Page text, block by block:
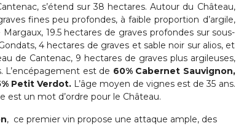
s’étend sur 38 hectares. Autour du Château,
fines peu profondes, à faible proportion d’argile,
19.5 hectares de graves profondes sur sous-
4 hectares de graves et sable noir sur alios, et
de Cantenac, 9 hectares de graves plus argileuses,
L’encépagement est de 60% Cabernet Sauvignon,
Petit Verdot.L’âge moyen de vignes est de 35 ans.
est un mot d’ordre pour le Château.
, ce premier vin propose une attaque ample, des